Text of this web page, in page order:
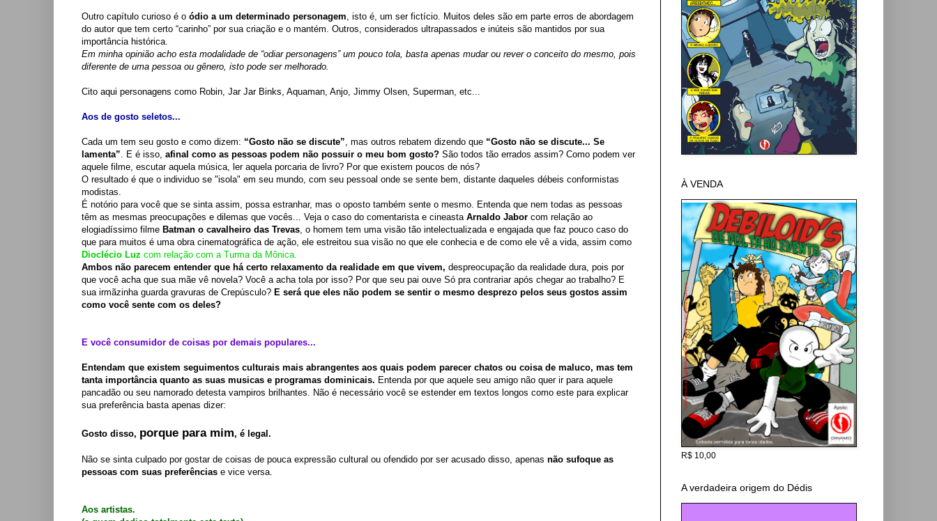
Outro capítulo curioso é o ódio a um determinado personagem , isto é, um ser fictício. Muitos deles são em parte erros de abordagem
do autor que tem certo “carinho” por sua criação e o mantém. Outros, considerados ultrapassados e inúteis são mantidos por sua
importância histórica.
Em minha opinião acho esta modalidade de “odiar personagens” um pouco tola, basta apenas mudar ou rever o conceito do mesmo, pois
diferente de uma pessoa ou gênero, isto pode ser melhorado.
Cito aqui personagens como Robin, Jar Jar Binks, Aquaman, Anjo, Jimmy Olsen, Superman, etc...
Aos de gosto seletos...
Cada um tem seu gosto e como dizem: “Gosto não se discute” , mas outros rebatem dizendo que “Gosto não se discute... Se
lamenta” . E é isso, afinal como as pessoas podem não possuir o meu bom gosto? São todos tão errados assim? Como podem ver
aquele filme, escutar aquela música, ler aquela porcaria de livro? Por que existem poucos de nós?
O resultado é que o individuo se "isola" em seu mundo, com seu pessoal onde se sente bem, distante daqueles débeis conformistas
modistas.
É notório para você que se sinta assim, possa estranhar, mas o oposto também sente o mesmo. Entenda que nem todas as pessoas
têm as mesmas preocupações e dilemas que vocês... Veja o caso do comentarista e cineasta Arnaldo Jabor com relação ao
elogiadíssimo filme Batman o cavalheiro das Trevas , o homem tem uma visão tão intelectualizada e engajada que faz pouco caso do
que para muitos é uma obra cinematográfica de ação, ele estreitou sua visão no que ele conhecia e de como ele vê a vida, assim como
Dioclécio Luz com relação com a Turma da Mônica.
Ambos não parecem entender que há certo relaxamento da realidade em que vivem, despreocupação da realidade dura, pois por
que você acha que sua mãe vê novela? Você a acha tola por isso? Por que seu pai ouve Só pra contrariar após chegar ao trabalho? E
sua irmãzinha guarda gravuras de Crepúsculo? E será que eles não podem se sentir o mesmo desprezo pelos seus gostos assim
como você sente com os deles?
E você consumidor de coisas por demais populares...
Entendam que existem seguimentos culturais mais abrangentes aos quais podem parecer chatos ou coisa de maluco, mas tem
tanta importância quanto as suas musicas e programas dominicais. Entenda por que aquele seu amigo não quer ir para aquele
pancadão ou seu namorado detesta vampiros brilhantes. Não é necessário você se estender em textos longos como este para explicar
sua preferência basta apenas dizer:
Gosto disso, porque para mim, é legal.
Não se sinta culpado por gostar de coisas de pouca expressão cultural ou ofendido por ser acusado disso, apenas não sufoque as
pessoas com suas preferências e vice versa.
Aos artistas.
À VENDA
R$ 10,00
A verdadeira origem do Dédis